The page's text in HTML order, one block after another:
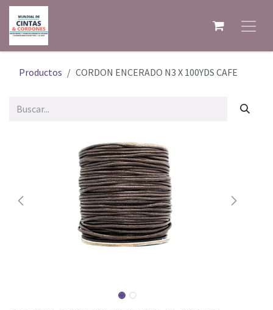
Ir al contenido
Productos CORDON ENCERADO N3 X 100YDS CAFE